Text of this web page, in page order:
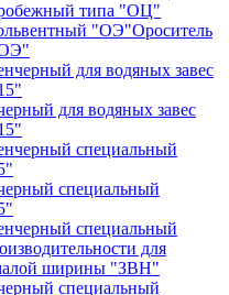
типа "ОЦ"
Ороситель
для водяных завес
специальный
специальный